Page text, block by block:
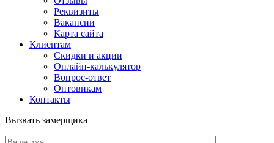
Реквизиты
Вакансии
Карта сайта
Клиентам
Скидки и акции
Онлайн-калькулятор
Вопрос-ответ
Оптовикам
Контакты
Вызвать замерщика